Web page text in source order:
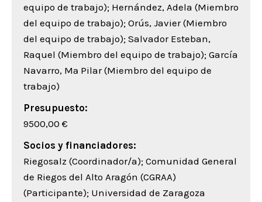
equipo de trabajo); Hernández, Adela (Miembro
del equipo de trabajo); Orús, Javier (Miembro
del equipo de trabajo); Salvador Esteban,
Raquel (Miembro del equipo de trabajo); García
Navarro, Mª Pilar (Miembro del equipo de
trabajo)
Presupuesto:
9500,00 €
Socios y financiadores:
Riegosalz (Coordinador/a); Comunidad General
de Riegos del Alto Aragón (CGRAA)
(Participante); Universidad de Zaragoza